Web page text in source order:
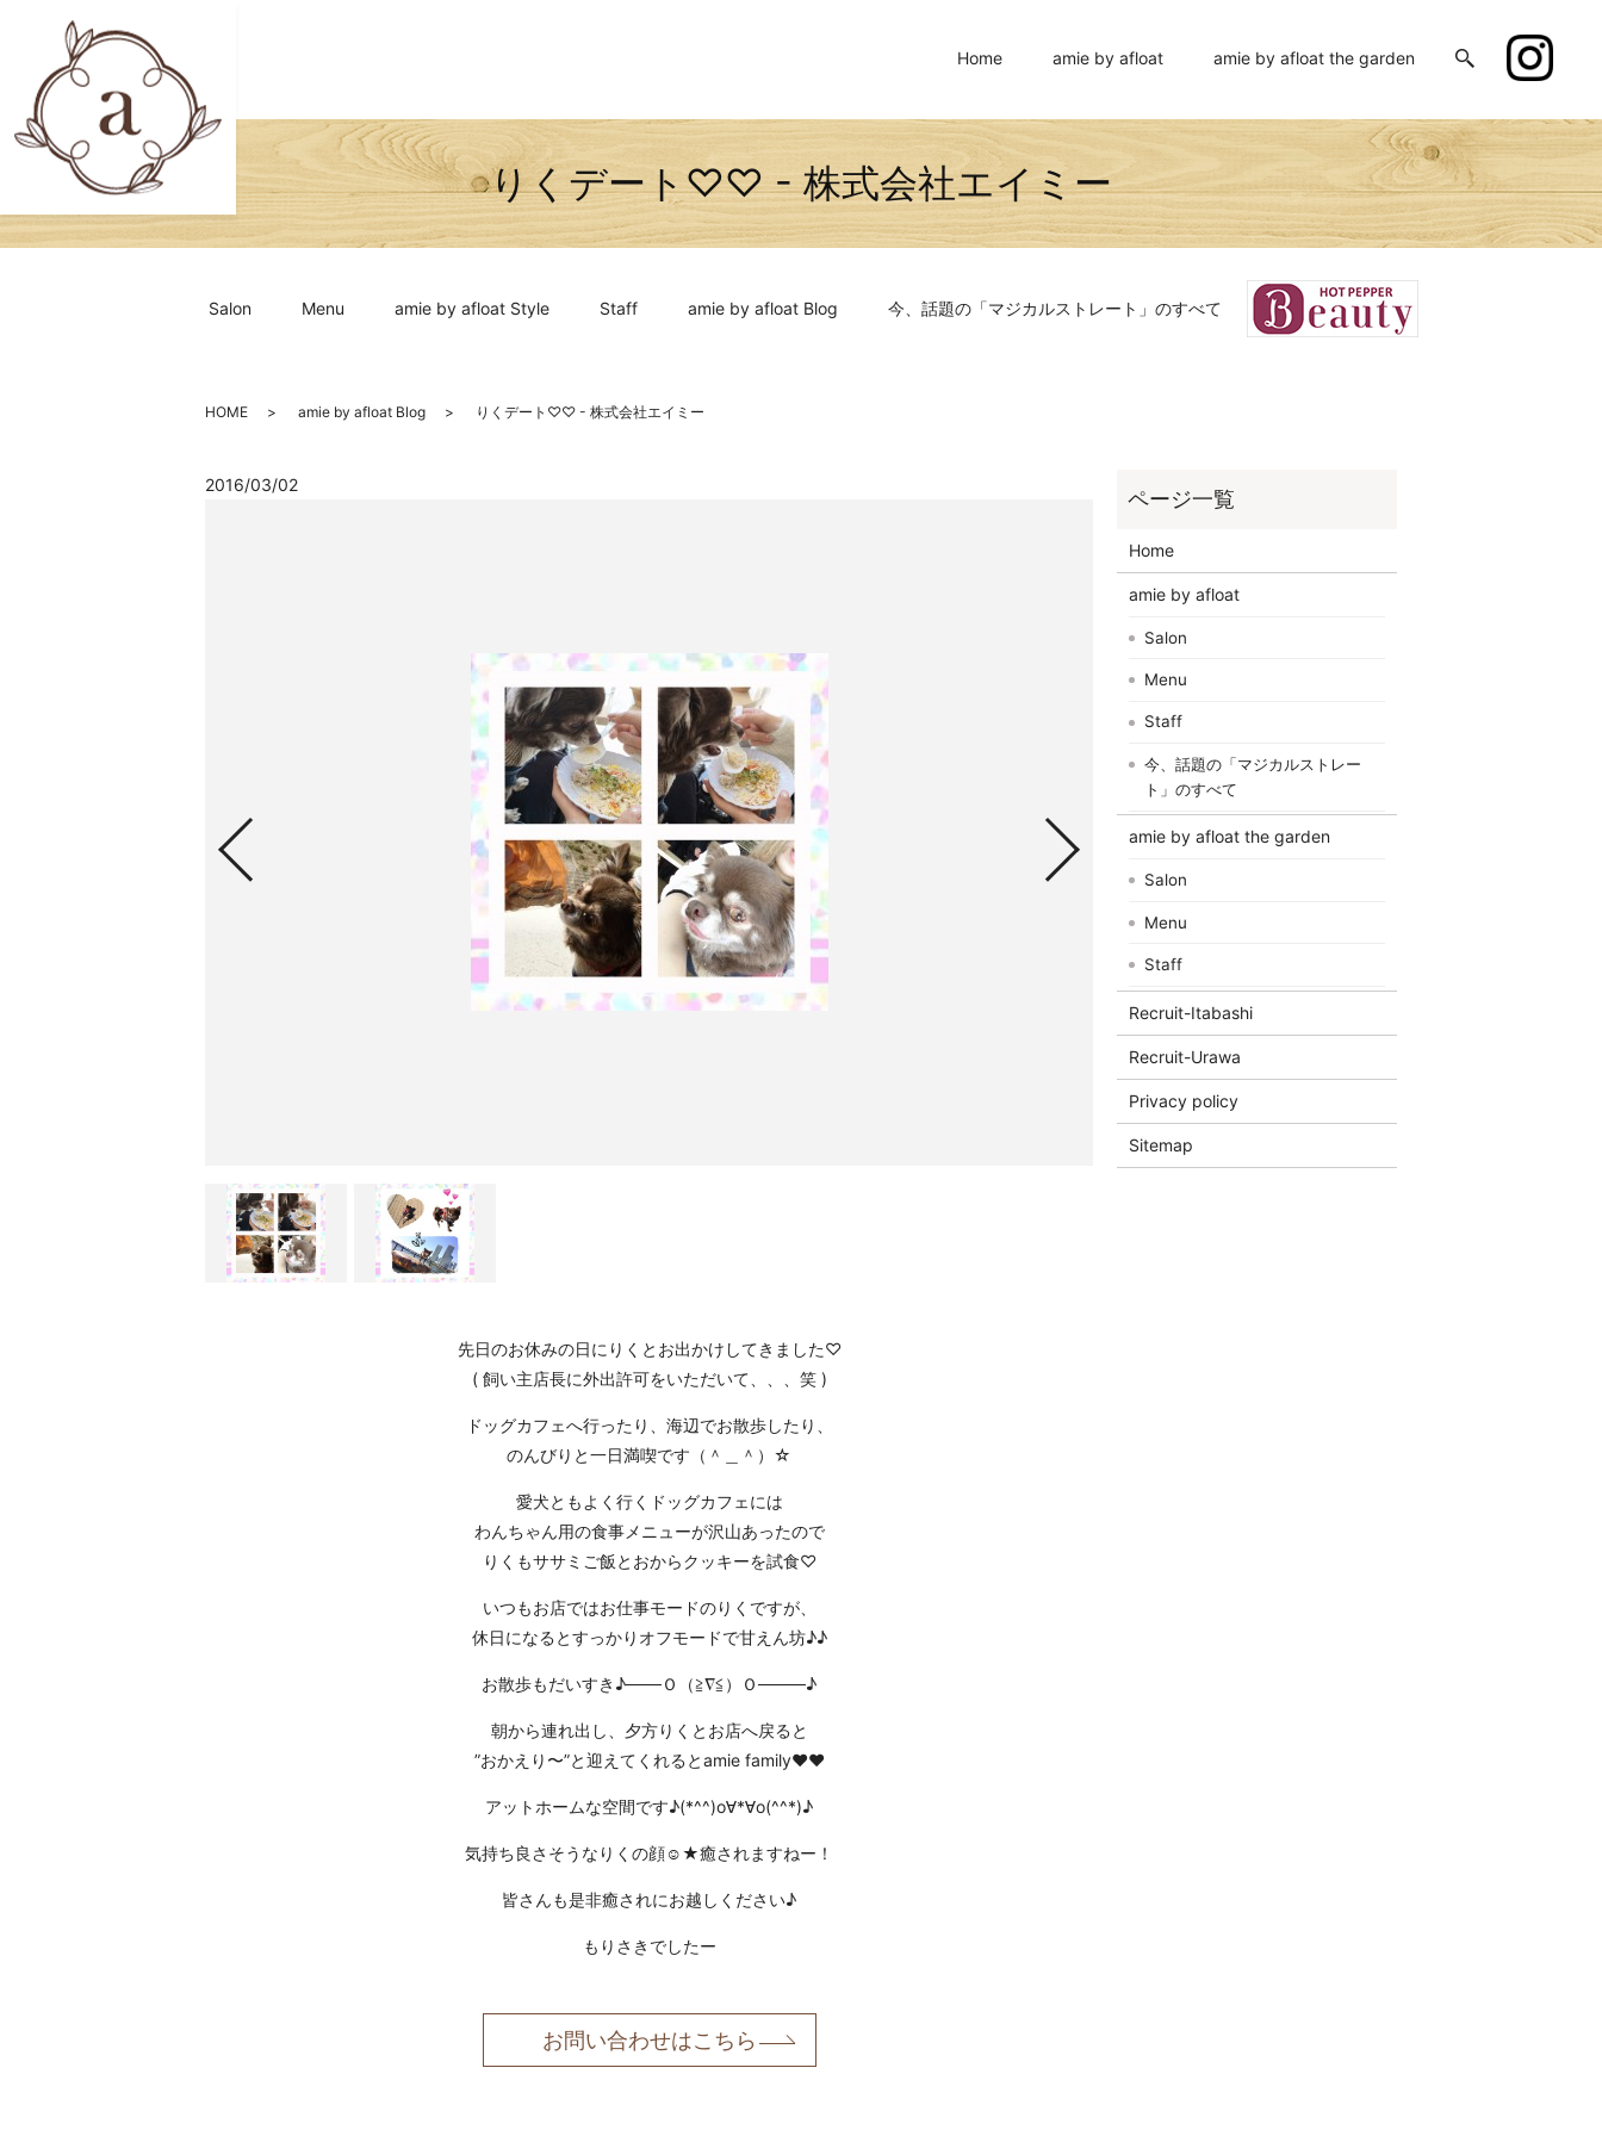
Home amie by afloat amie by afloat the garden
Salon Menu amie by afloat Style Staff amie by afloat Blog 今、話題の「マジカルストレート」のすべて
りくデート♡♡ - 株式会社エイミー
HOME amie by afloat Blog りくデート♡♡ - 株式会社エイミー
2016/03/02
先日のお休みの日にりくとお出かけしてきました♡
( 飼い主店長に外出許可をいただいて、、、笑 )
ドッグカフェへ行ったり、海辺でお散歩したり、
のんびりと一日満喫です（＾＿＾）☆
愛犬ともよく行くドッグカフェには
わんちゃん用の食事メニューが沢山あったので
りくもササミご飯とおからクッキーを試食♡
いつもお店ではお仕事モードのりくですが、
休日になるとすっかりオフモードで甘えん坊♪♪
お散歩もだいすき♪───Ｏ（≧∇≦）Ｏ────♪
朝から連れ出し、夕方りくとお店へ戻ると
”おかえり〜”と迎えてくれるとamie family❤︎❤︎
アットホームな空間です♪(*^^)o∀*∀o(^^*)♪
気持ち良さそうなりくの顔☺︎★癒されますねー！
皆さんも是非癒されにお越しください♪
もりさきでしたー
お問い合わせはこちら
Home
amie by afloat
Salon
Menu
Staff
今、話題の「マジカルストレー
ト」のすべて
amie by afloat the garden
Salon
Menu
Staff
Recruit-Itabashi
Recruit-Urawa
Privacy policy
Sitemap